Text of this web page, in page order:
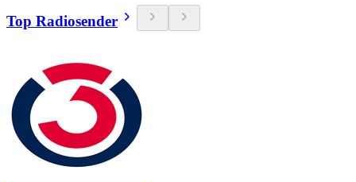
Top Radiosender